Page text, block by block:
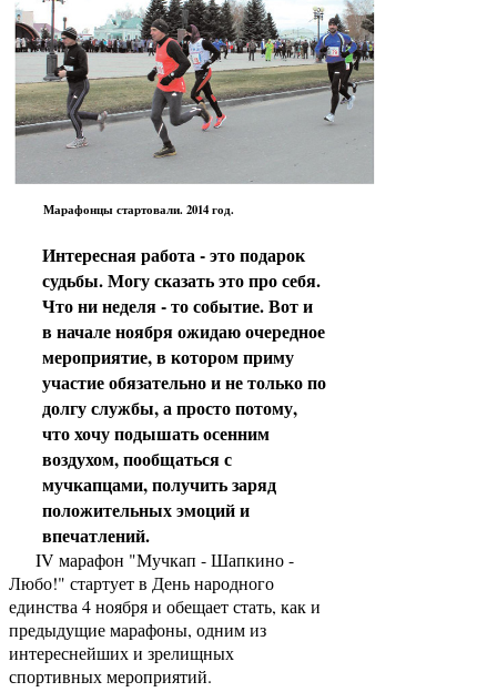
Марафонцы стартовали. 2014 год.
Интересная работа - это подарок
судьбы. Могу сказать это про себя.
Что ни неделя - то событие. Вот и
в начале ноября ожидаю очередное
мероприятие, в котором приму
участие обязательно и не только по
долгу службы, а просто потому,
что хочу подышать осенним
воздухом, пообщаться с
мучкапцами, получить заряд
положительных эмоций и
впечатлений.
IV марафон "Мучкап - Шапкино -
Любо!" стартует в День народного
единства 4 ноября и обещает стать, как и
предыдущие марафоны, одним из
интереснейших и зрелищных
спортивных мероприятий.